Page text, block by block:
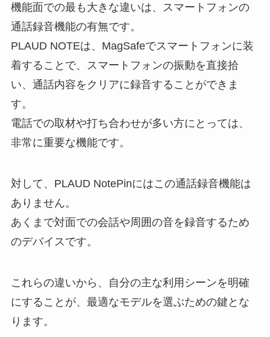
機能面での最も大きな違いは、スマートフォンの
通話録音機能の有無です。
PLAUD NOTEは、MagSafeでスマートフォンに装
着することで、スマートフォンの振動を直接拾
い、通話内容をクリアに録音することができま
す。
電話での取材や打ち合わせが多い方にとっては、
非常に重要な機能です。
対して、PLAUD NotePinにはこの通話録音機能は
ありません。
あくまで対面での会話や周囲の音を録音するため
のデバイスです。
これらの違いから、自分の主な利用シーンを明確
にすることが、最適なモデルを選ぶための鍵とな
ります。